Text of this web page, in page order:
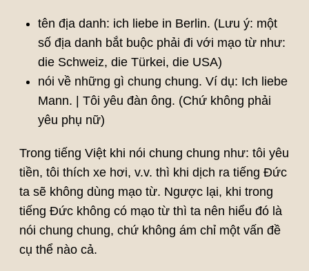
tên địa danh: ich liebe in Berlin. (Lưu ý: một
số địa danh bắt buộc phải đi với mạo từ như:
die Schweiz, die Türkei, die USA)
nói về những gì chung chung. Ví dụ: Ich liebe
Mann. | Tôi yêu đàn ông. (Chứ không phải
yêu phụ nữ)
Trong tiếng Việt khi nói chung chung như: tôi yêu
tiền, tôi thích xe hơi, v.v. thì khi dịch ra tiếng Đức
ta sẽ không dùng mạo từ. Ngược lại, khi trong
tiếng Đức không có mạo từ thì ta nên hiểu đó là
nói chung chung, chứ không ám chỉ một vấn đề
cụ thể nào cả.